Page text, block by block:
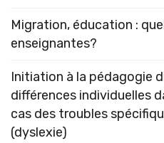
Migration, éducation :
enseignantes?
Initiation à la pédagogie
différences individuelles
cas des troubles
(dyslexie)